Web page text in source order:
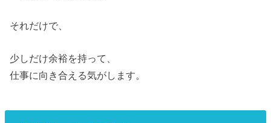
それだけで、
少しだけ余裕を持って、
仕事に向き合える気がします。